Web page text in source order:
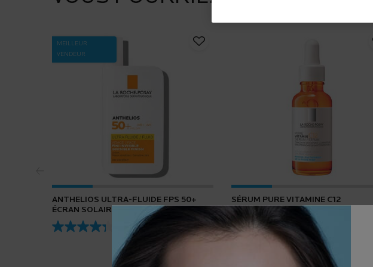
MEILLEUR
VENDEUR
ANTHELIOS ULTRA-FLUIDE FPS 50+
ÉCRAN SOLAIRE POUR VISAGE
(432)
SÉRUM PURE VITAMINE C12
(165)